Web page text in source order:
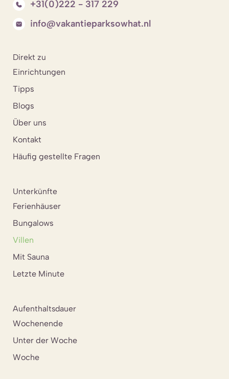
+31(0)222 - 317 229
info@vakantieparksowhat.nl
Direkt zu
Einrichtungen
Tipps
Blogs
Über uns
Kontakt
Häufig gestellte Fragen
Unterkünfte
Ferienhäuser
Bungalows
Villen
Mit Sauna
Letzte Minute
Aufenthaltsdauer
Wochenende
Unter der Woche
Woche